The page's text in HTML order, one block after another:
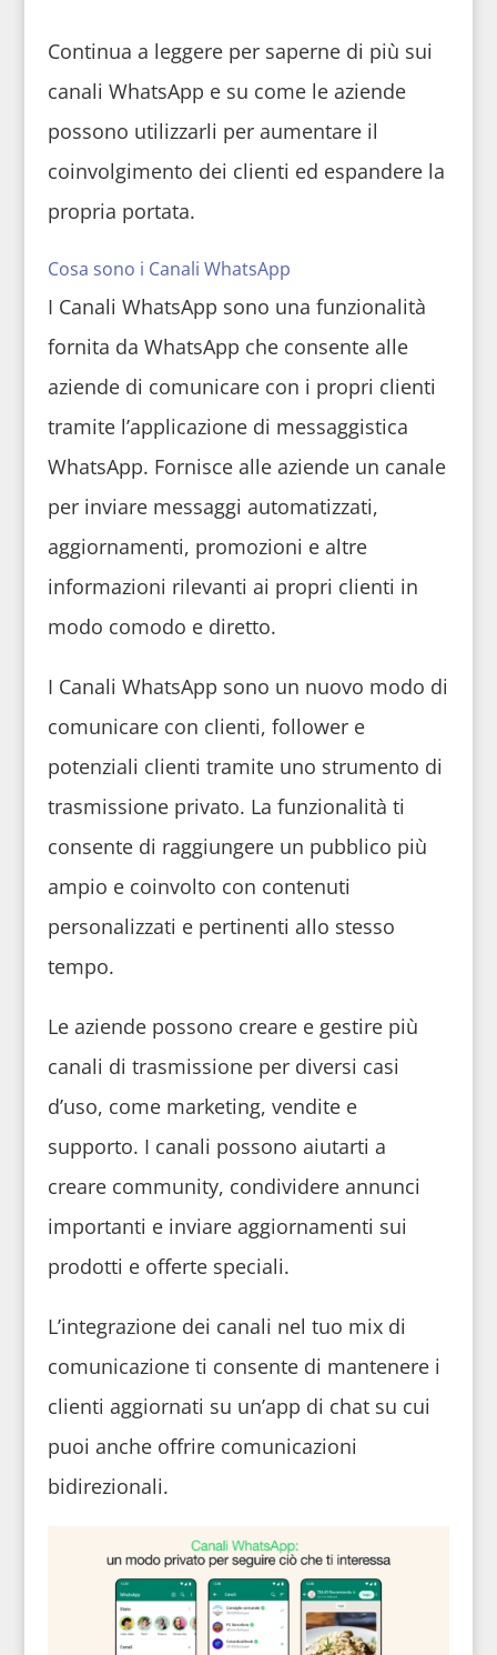
Continua a leggere per saperne di più sui
canali WhatsApp e su come le aziende
possono utilizzarli per aumentare il
coinvolgimento dei clienti ed espandere la
propria portata.
Cosa sono i Canali WhatsApp
I Canali WhatsApp sono una funzionalità
fornita da WhatsApp che consente alle
aziende di comunicare con i propri clienti
tramite l’applicazione di messaggistica
WhatsApp. Fornisce alle aziende un canale
per inviare messaggi automatizzati,
aggiornamenti, promozioni e altre
informazioni rilevanti ai propri clienti in
modo comodo e diretto.
I Canali WhatsApp sono un nuovo modo di
comunicare con clienti, follower e
potenziali clienti tramite uno strumento di
trasmissione privato. La funzionalità ti
consente di raggiungere un pubblico più
ampio e coinvolto con contenuti
personalizzati e pertinenti allo stesso
tempo.
Le aziende possono creare e gestire più
canali di trasmissione per diversi casi
d’uso, come marketing, vendite e
supporto. I canali possono aiutarti a
creare community, condividere annunci
importanti e inviare aggiornamenti sui
prodotti e offerte speciali.
L’integrazione dei canali nel tuo mix di
comunicazione ti consente di mantenere i
clienti aggiornati su un’app di chat su cui
puoi anche offrire comunicazioni
bidirezionali.